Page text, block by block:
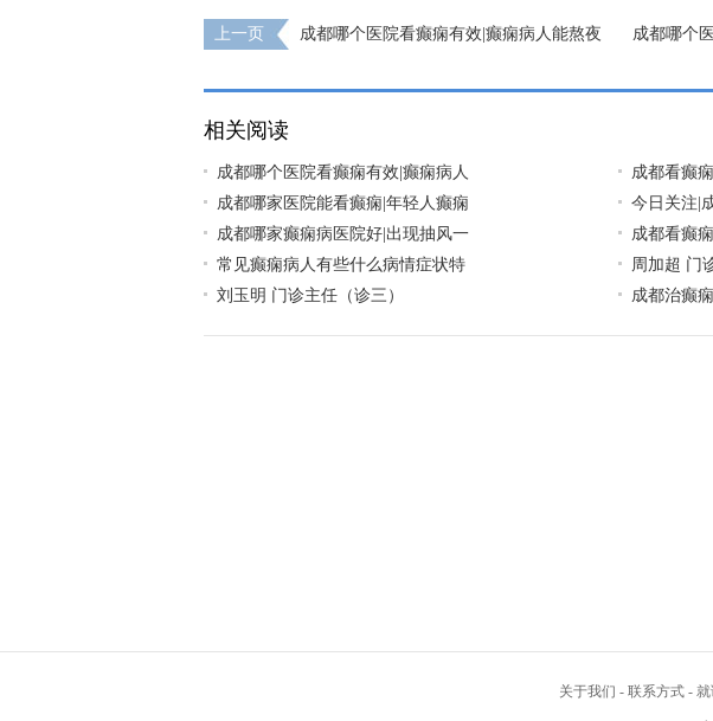
上一页
成都哪个医院看癫痫有效|癫痫病人能熬夜
成都哪个
相关阅读
成都哪个医院看癫痫有效|癫痫病人
成都看癫
成都哪家医院能看癫痫|年轻人癫痫
今日关注|
成都哪家癫痫病医院好|出现抽风一
成都看癫
常见癫痫病人有些什么病情症状特
周加超 门
刘玉明 门诊主任（诊三）
成都治癫
关于我们 - 联系方式 - 就